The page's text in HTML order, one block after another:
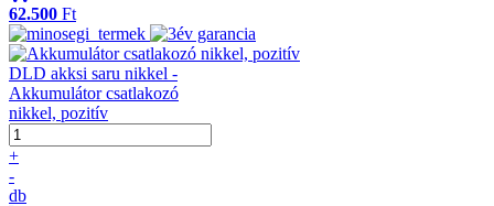
62.500 Ft
DLD akksi saru nikkel -
Akkumulátor csatlakozó
nikkel, pozitív
+
-
db